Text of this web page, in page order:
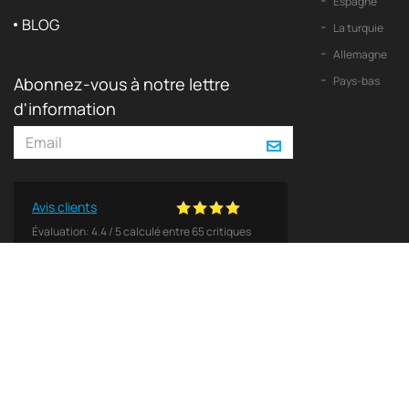
BLOG
Abonnez-vous à notre lettre
d'information
Avis clients
Évaluation:4.4/ 5calculé entre65critiques
La turquie
Allemagne
Pays-bas